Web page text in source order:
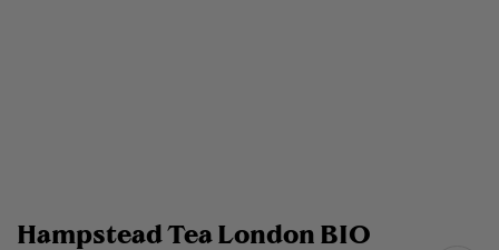
Hampstead Tea London BIO